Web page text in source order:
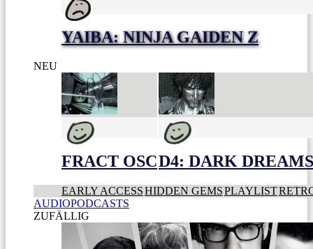
YAIBA: NINJA GAIDEN Z
NEU
FRACT OSCD4: DARK
EARLY ACCESSHIDDEN GEMSPLAYLIST
AUDIOPODCASTS
ZUFÄLLIG